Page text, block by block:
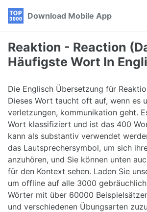
Skip
navigation
Skip
Skip
Download Mobile App
Reaktion - Reaction
Häufigste Wort In
Die Englisch Übersetzung für
Dieses Wort taucht oft auf, wenn es
verletzungen, kommunikation geht.
Wort klassifiziert und ist das 400
kann als substantiv verwendet
das Lautsprechersymbol, um sich
anzuhören, und Sie können unten
für den Kontext sehen. Laden Sie
um offline auf alle 3000
Wörter mit über 60000
und verschiedenen Übungsarten